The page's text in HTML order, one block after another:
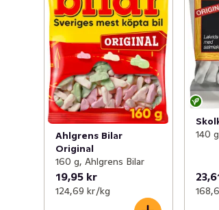
Ahlgrens Bilar
Original
160 g, Ahlgrens Bilar
19,95 kr
124,69 kr /kg
140